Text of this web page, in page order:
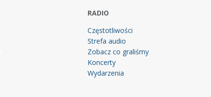
RADIO
Częstotliwości
Strefa audio
Zobacz co graliśmy
Koncerty
Wydarzenia